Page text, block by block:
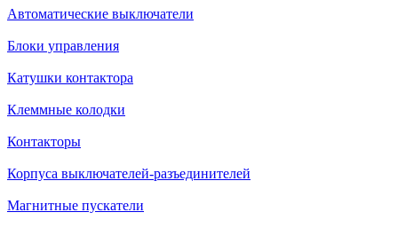
Автоматические выключатели
Блоки управления
Катушки контактора
Клеммные колодки
Контакторы
Корпуса выключателей-разъединителей
Магнитные пускатели